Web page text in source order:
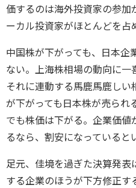
価するのは海外投資家の参
ーカル投資家がほとんどを占
中国株が下がっても、日本
ない。上海株相場の動向に
それに連動する馬鹿馬鹿し
が下がっても日本株が売られ
でも株価は下がる。企業価
るなら、割安になっていると
足元、佳境を過ぎた決算発
する企業のほうが下方修正